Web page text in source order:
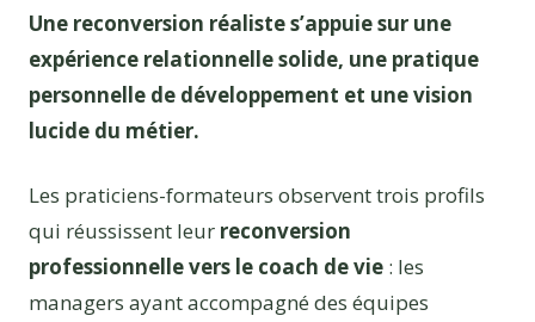
Une reconversion réaliste s’appuie sur une
expérience relationnelle solide, une pratique
personnelle de développement et une vision
lucide du métier.
Les praticiens-formateurs observent trois profils
qui réussissent leur reconversion
professionnelle vers le coach de vie : les
managers ayant accompagné des équipes